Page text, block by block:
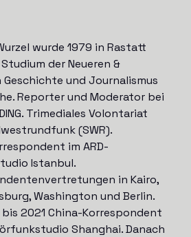
wurde 1979 in Rastatt
der Neueren &
Geschichte und Journalismus
Reporter und Moderator bei
Trimediales Volontariat
(SWR).
im ARD-
Istanbul.
in Kairo,
Washington und Berlin.
bis 2021 China-Korrespondent
Shanghai. Danach